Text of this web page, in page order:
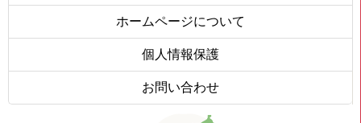
ホームページについて
個人情報保護
お問い合わせ